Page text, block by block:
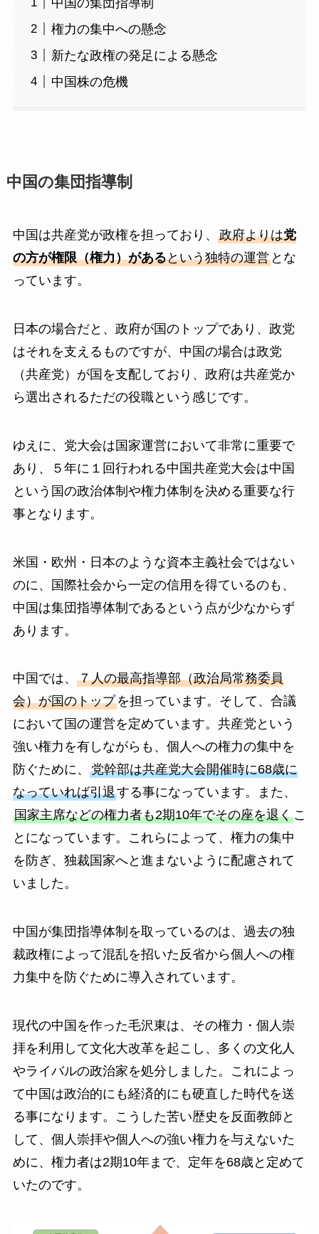
権力の集中への懸念
新たな政権の発足による懸念
中国株の危機
中国の集団指導制
中国は共産党が政権を担っており、 政府よりは党
の方が権限（権力）があるという独特の運営とな
っています。
日本の場合だと、政府が国のトップであり、政党
はそれを支えるものですが、中国の場合は政党
（共産党）が国を支配しており、政府は共産党か
ら選出されるただの役職という感じです。
ゆえに、党大会は国家運営において非常に重要で
あり、５年に１回行われる中国共産党大会は中国
という国の政治体制や権力体制を決める重要な行
事となります。
米国・欧州・日本のような資本主義社会ではない
のに、国際社会から一定の信用を得ているのも、
中国は集団指導体制であるという点が少なからず
あります。
中国では、 ７人の最高指導部（政治局常務委員
会）が国のトップを担っています。そして、合議
において国の運営を定めています。共産党という
強い権力を有しながらも、個人への権力の集中を
防ぐために、 党幹部は共産党大会開催時に68歳に
なっていれば引退する事になっています。また、
国家主席などの権力者も2期10年でその座を退くこ
とになっています。これらによって、権力の集中
を防ぎ、独裁国家へと進まないように配慮されて
いました。
中国が集団指導体制を取っているのは、過去の独
裁政権によって混乱を招いた反省から個人への権
力集中を防ぐために導入されています。
現代の中国を作った毛沢東は、その権力・個人崇
拝を利用して文化大改革を起こし、多くの文化人
やライバルの政治家を処分しました。これによっ
て中国は政治的にも経済的にも硬直した時代を送
る事になります。こうした苦い歴史を反面教師と
して、個人崇拝や個人への強い権力を与えないた
めに、権力者は2期10年まで、定年を68歳と定めて
いたのです。